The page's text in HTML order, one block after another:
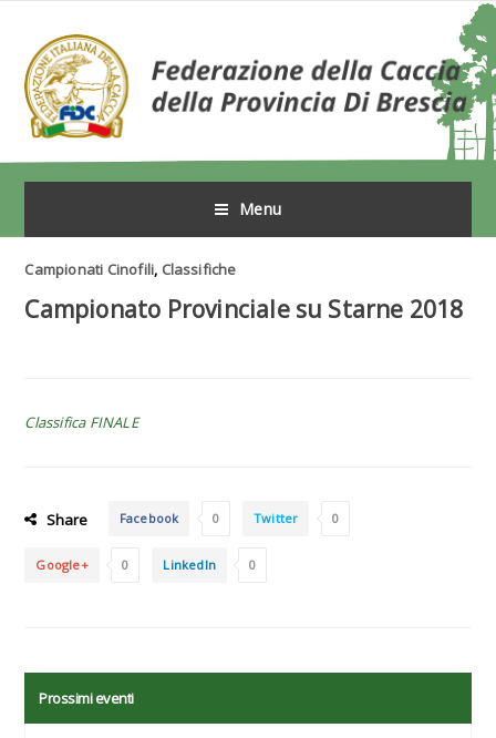
Menu
Campionati Cinofili, Classifiche
Campionato Provinciale su Starne 2018
Classifica FINALE
Share Facebook 0 Twitter 0
Google+ 0 LinkedIn 0
Prossimi eventi